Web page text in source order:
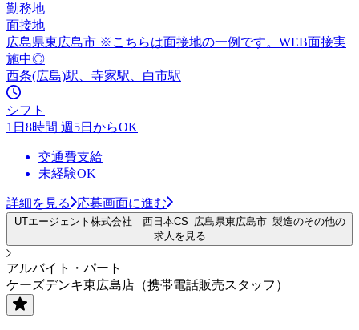
勤務地
面接地
広島県東広島市 ※こちらは面接地の一例です。WEB面接実
施中◎
西条(広島)駅、寺家駅、白市駅
シフト
1日8時間 週5日からOK
交通費支給
未経験OK
詳細を見る 応募画面に進む
UTエージェント株式会社 西日本CS_広島県東広島市_製造のその他の
求人を見る
アルバイト・パート
ケーズデンキ東広島店（携帯電話販売スタッフ）